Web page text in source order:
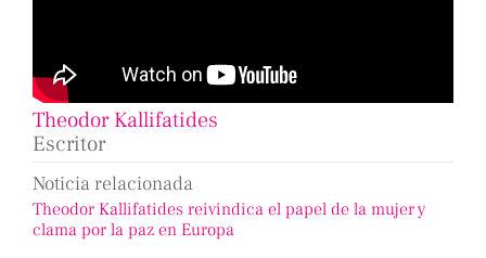
Theodor Kallifatides
Escritor
Noticia relacionada
Theodor Kallifatides reivindica el papel de la mujer y
clama por la paz en Europa